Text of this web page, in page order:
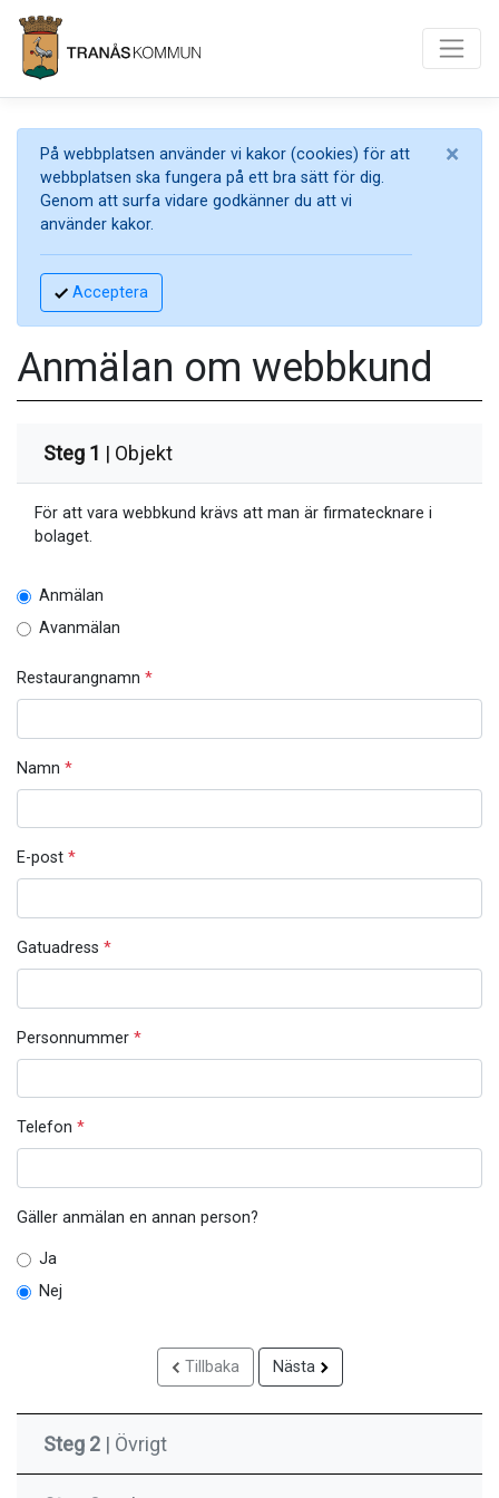
På webbplatsen använder vi kakor (cookies) för att
webbplatsen ska fungera på ett bra sätt för dig.
Genom att surfa vidare godkänner du att vi
använder kakor.
Acceptera
×
Anmälan om webbkund
Steg 1 | Objekt
För att vara webbkund krävs att man är firmatecknare i
bolaget.
Anmälan
Avanmälan
Restaurangnamn *
Namn *
E-post *
Gatuadress *
Personnummer *
Telefon *
Gäller anmälan en annan person?
Ja
Nej
Tillbaka Nästa
Steg 2 | Övrigt